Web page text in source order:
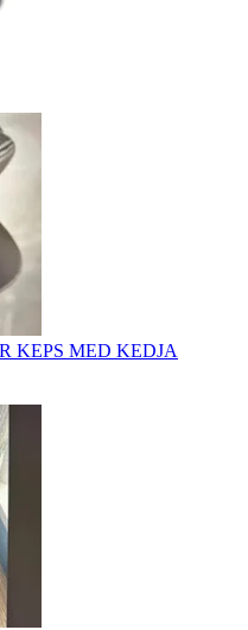
KEPS MED KEDJA